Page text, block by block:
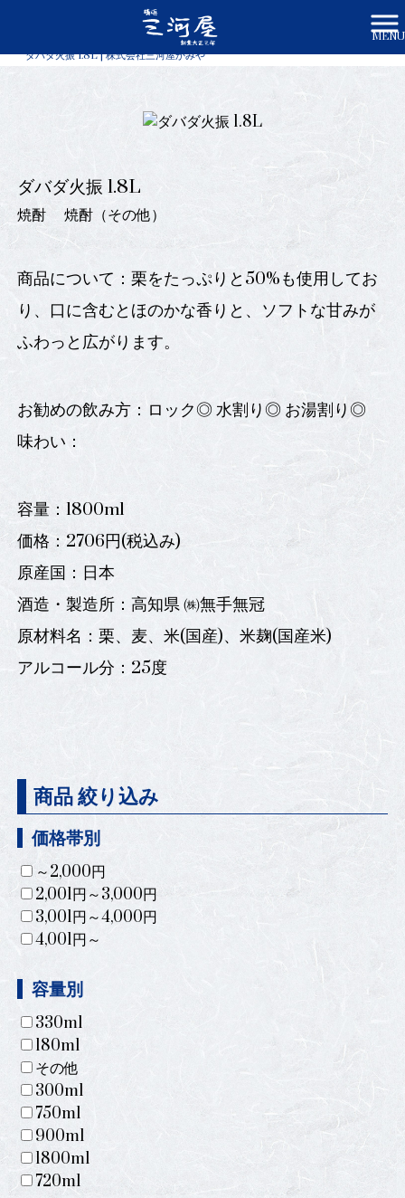
MENU
商品一覧
ダバダ火振 1.8L | 株式会社三河屋かみや
ダバダ火振 1.8L
焼酎 焼酎（その他）
商品について：栗をたっぷりと50%も使用してお
り、口に含むとほのかな香りと、ソフトな甘みが
ふわっと広がります。
お勧めの飲み方：ロック◎ 水割り◎ お湯割り◎
味わい：
容量：1800ml
価格：2706円(税込み)
原産国：日本
酒造・製造所：高知県 ㈱無手無冠
原材料名：栗、麦、米(国産)、米麹(国産米)
アルコール分：25度
商品 絞り込み
価格帯別
～2,000円
2,001円～3,000円
3,001円～4,000円
4,001円～
容量別
330ml
180ml
その他
300ml
750ml
900ml
1800ml
720ml